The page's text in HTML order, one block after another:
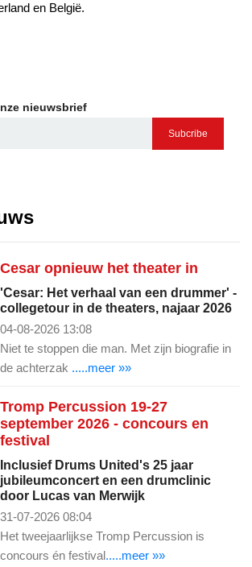
en België.
nieuwsbrief
Subcribe
Cesar opnieuw het theater in
'Cesar: Het verhaal van een drummer' -
collegetour in de theaters, najaar 2026
04-08-2026 13:08
Niet te stoppen die man. Met zijn biografie in
de achterzak .....meer »»
Tromp Percussion 19-27
september 2026 - concours en
festival
Inclusief Drums United's 25 jaar
jubileumconcert en een drumclinic
door Lucas van Merwijk
31-07-2026 08:04
Het tweejaarlijkse Tromp Percussion is
concours én festival.....meer »»